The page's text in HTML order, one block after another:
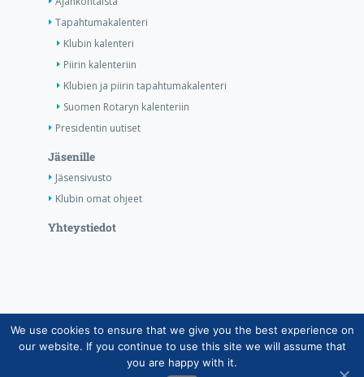
Tapahtumakalenteri
Klubin kalenteri
Piirin kalenteriin
Klubien ja piirin tapahtumakalenteri
Suomen Rotaryn kalenteriin
Presidentin uutiset
Jäsenille
Jäsensivusto
Klubin omat ohjeet
Yhteystiedot
Copyright © Suomen Rotarypalvelu ry 2026 |
Jäsentietojärjestelmän tietosuojaseloste| Henkilötietojen
käsittely Rotarytoiminnassa
We use cookies to ensure that we give you the best experience on
our website. If you continue to use this site we will assume that
you are happy with it.